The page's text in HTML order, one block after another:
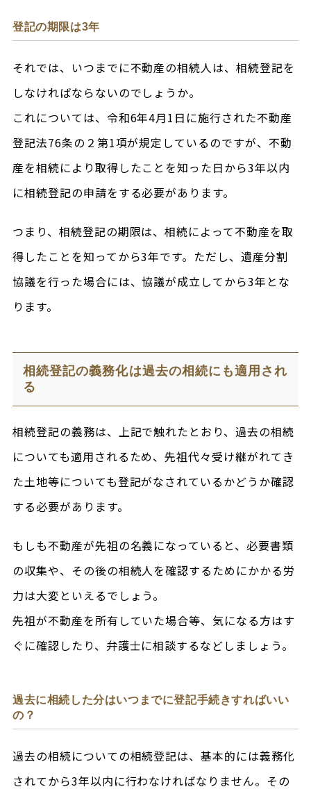
登記の期限は3年
それでは、いつまでに不動産の相続人は、相続登記を
しなければならないのでしょうか。
これについては、令和6年4月1日に施行された不動産
登記法76条の２第1項が規定しているのですが、不動
産を相続により取得したことを知った日から3年以内
に相続登記の申請をする必要があります。
つまり、相続登記の期限は、相続によって不動産を取
得したことを知ってから3年です。ただし、遺産分割
協議を行った場合には、協議が成立してから3年とな
ります。
相続登記の義務化は過去の相続にも適用され
る
相続登記の義務は、上記で触れたとおり、過去の相続
についても適用されるため、先祖代々受け継がれてき
た土地等についても登記がなされているかどうか確認
する必要があります。
もしも不動産が先祖の名義になっていると、必要書類
の収集や、その後の相続人を確認するためにかかる労
力は大変といえるでしょう。
先祖が不動産を所有していた場合等、気になる方はす
ぐに確認したり、弁護士に相談するなどしましょう。
過去に相続した分はいつまでに登記手続きすればいい
の？
過去の相続についての相続登記は、基本的には義務化
されてから3年以内に行わなければなりません。その